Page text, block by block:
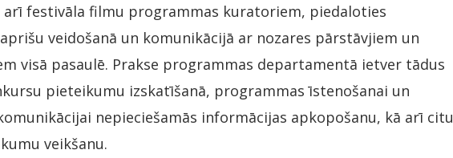
arī festivāla filmu programmas kuratoriem, piedaloties
veidošanā un komunikācijā ar nozares pārstāvjiem un
visā pasaulē. Prakse programmas departamentā ietver tādus
pieteikumu izskatīšanā, programmas īstenošanai un
nepieciešamās informācijas apkopošanu, kā arī citu
veikšanu.